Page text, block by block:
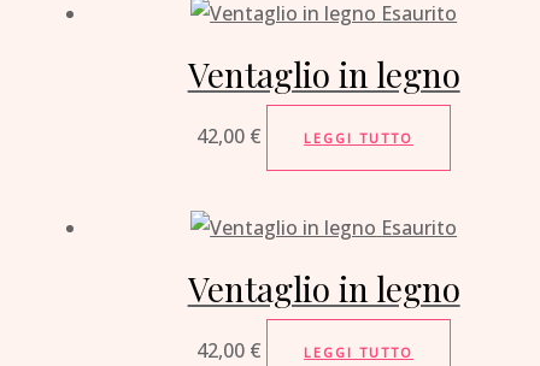
Esaurito
Ventaglio in legno
42,00 € LEGGI TUTTO
Esaurito
Ventaglio in legno
42,00 € LEGGI TUTTO